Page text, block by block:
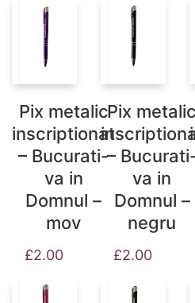
Pix metalic
inscriptionat
– Bucurati-
va in
Domnul –
mov
£2.00
Pix
–
va in
Domnul –
negru
£2.00